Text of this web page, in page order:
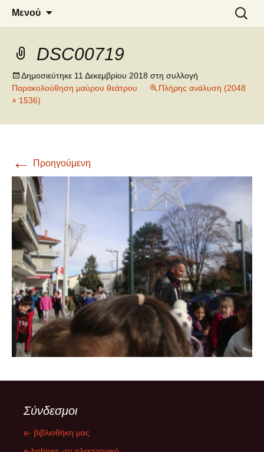
6o ΔΗΜΟΤΙΚΟ ΣΧΟΛΕΙΟ
ΝΑΟΥΣΑΣ
Μενού
για:
DSC00719
Δημοσιεύτηκε 11 Δεκεμβρίου 2018 στη συλλογή
Παρακολούθηση μαύρου θεάτρου
Πλήρης ανάλυση (2048
× 1536)
← Προηγούμενη
Σύνδεσμοι
e- βιβλιοθήκη μας